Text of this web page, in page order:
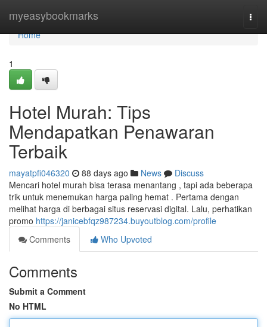
myeasybookmarks
Home
Home
1
Hotel Murah: Tips
Mendapatkan Penawaran
Terbaik
mayatpfi046320 88 days ago News
Discuss
Mencari hotel murah bisa terasa menantang , tapi ada beberapa
trik untuk menemukan harga paling hemat . Pertama dengan
melihat harga di berbagai situs reservasi digital. Lalu, perhatikan
promo https://janicebfqz987234.buyoutblog.com/profile
Comments
Who Upvoted
Comments
Submit a Comment
No HTML